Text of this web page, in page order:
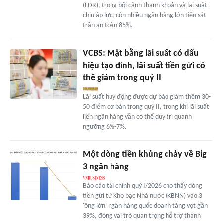
(LDR), trong bối cảnh thanh khoản và lãi suất
chịu áp lực, còn nhiều ngân hàng lớn tiến sát
trần an toàn 85%.
VCBS: Mặt bằng lãi suất có dấu
hiệu tạo đỉnh, lãi suất tiền gửi có
thể giảm trong quý II
Lãi suất huy động được dự báo giảm thêm 30-
50 điểm cơ bản trong quý II, trong khi lãi suất
liên ngân hàng vẫn có thể duy trì quanh
ngưỡng 6%-7%.
Một dòng tiền khủng chảy về Big
3 ngân hàng
Báo cáo tài chính quý I/2026 cho thấy dòng
tiền gửi từ Kho bạc Nhà nước (KBNN) vào 3
'ông lớn' ngân hàng quốc doanh tăng vọt gần
39%, đóng vai trò quan trọng hỗ trợ thanh